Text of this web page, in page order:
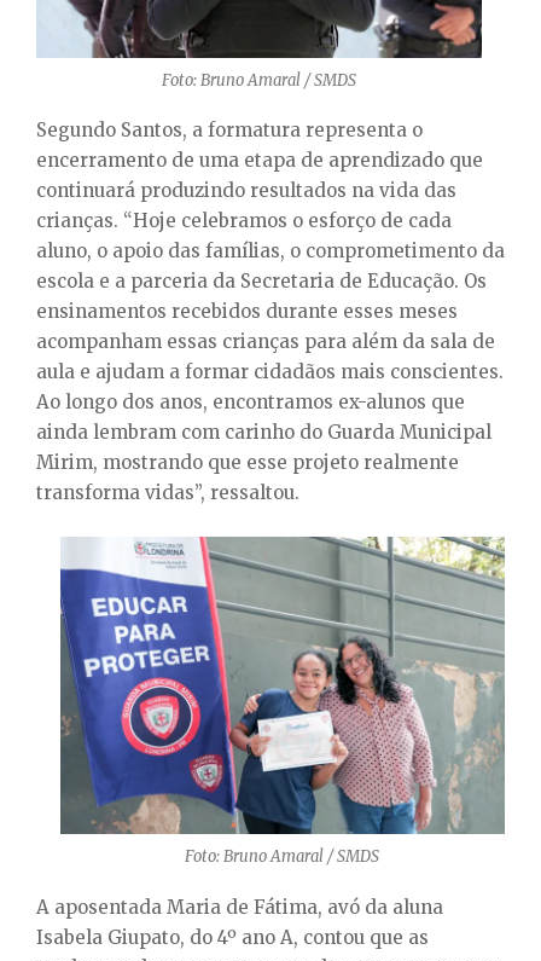
Foto: Bruno Amaral / SMDS
Segundo Santos, a formatura representa o
encerramento de uma etapa de aprendizado que
continuará produzindo resultados na vida das
crianças. “Hoje celebramos o esforço de cada
aluno, o apoio das famílias, o comprometimento da
escola e a parceria da Secretaria de Educação. Os
ensinamentos recebidos durante esses meses
acompanham essas crianças para além da sala de
aula e ajudam a formar cidadãos mais conscientes.
Ao longo dos anos, encontramos ex-alunos que
ainda lembram com carinho do Guarda Municipal
Mirim, mostrando que esse projeto realmente
transforma vidas”, ressaltou.
Foto: Bruno Amaral / SMDS
A aposentada Maria de Fátima, avó da aluna
Isabela Giupato, do 4º ano A, contou que as